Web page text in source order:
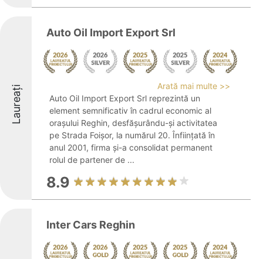
Laureați
Auto Oil Import Export Srl
Arată mai multe >>
Auto Oil Import Export Srl reprezintă un
element semnificativ în cadrul economic al
orașului Reghin, desfășurându-și activitatea
pe Strada Foișor, la numărul 20. Înființată în
anul 2001, firma și-a consolidat permanent
rolul de partener de ...
8.9
Inter Cars Reghin